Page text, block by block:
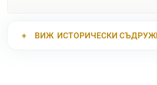
ВИЖ ИСТОРИЧЕСКИ